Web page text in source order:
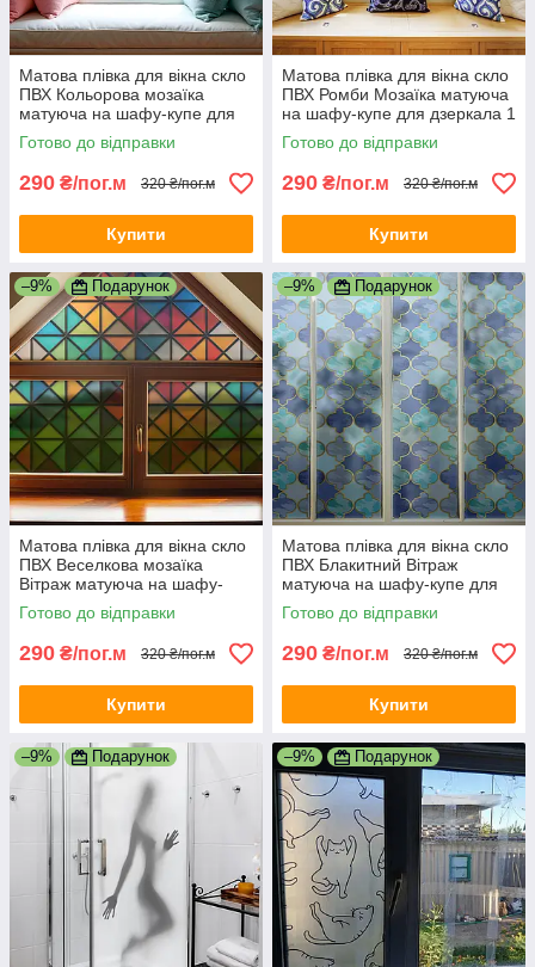
Матова плівка для вікна скло
ПВХ Кольорова мозаїка
матуюча на шафу-купе для
дзеркала 1 пог.м 1000х1000
мм
Готово до відправки
290 ₴/пог.м 320 ₴/пог.м
Купити
Матова плівка для вікна скло
ПВХ Ромби Мозаїка матуюча
на шафу-купе для дзеркала 1
пог.м 1000х1000 мм
Готово до відправки
290 ₴/пог.м 320 ₴/пог.м
Купити
–9% Подарунок
Матова плівка для вікна скло
ПВХ Веселкова мозаїка
Вітраж матуюча на шафу-
купе для дзеркала 1 пог.м
1000х1000 мм
Готово до відправки
290 ₴/пог.м 320 ₴/пог.м
Купити
–9% Подарунок
Матова плівка для вікна скло
ПВХ Блакитний Вітраж
матуюча на шафу-купе для
дзеркала 1 пог.м 1000х1000
мм
Готово до відправки
290 ₴/пог.м 320 ₴/пог.м
Купити
–9% Подарунок –9% Подарунок